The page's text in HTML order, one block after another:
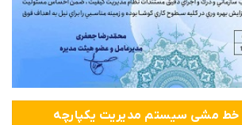
خط مشی سیستم مدیریت یکپارچه